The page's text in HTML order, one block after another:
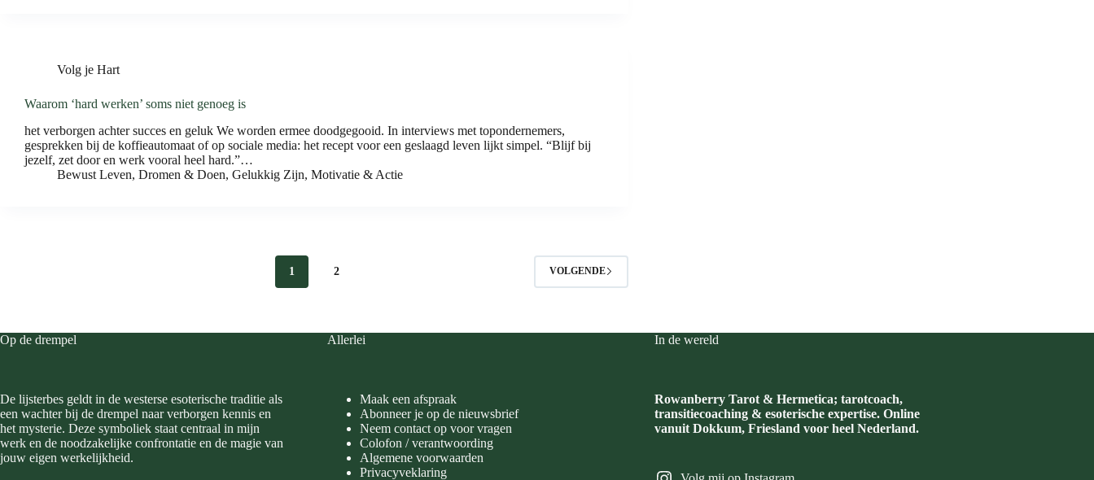
Volg je Hart
Waarom ‘hard werken’ soms niet genoeg is
het verborgen achter succes en geluk We worden ermee doodgegooid. In interviews met topondernemers,
gesprekken bij de koffieautomaat of op sociale media: het recept voor een geslaagd leven lijkt simpel. “Blijf bij
jezelf, zet door en werk vooral heel hard.”…
Bewust Leven, Dromen & Doen, Gelukkig Zijn, Motivatie & Actie
1 2 VOLGENDE
Op de drempel
De lijsterbes geldt in de westerse esoterische traditie als
een wachter bij de drempel naar verborgen kennis en
het mysterie. Deze symboliek staat centraal in mijn
werk en de noodzakelijke confrontatie en de magie van
jouw eigen werkelijkheid.
Allerlei
Maak een afspraak
Abonneer je op de nieuwsbrief
Neem contact op voor vragen
Colofon / verantwoording
Algemene voorwaarden
Privacyveklaring
In de wereld
Rowanberry Tarot & Hermetica; tarotcoach,
transitiecoaching & esoterische expertise. Online
vanuit Dokkum, Friesland voor heel Nederland.